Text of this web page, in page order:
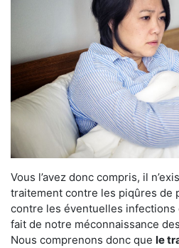
Vous l’avez donc compris, il
traitement contre les piqûres de
contre les éventuelles
fait de notre méconnaissance
Nous comprenons donc que le